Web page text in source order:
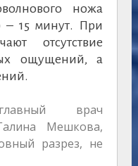
ножа
– 15 минут. При
отсутствие
ощущений, а
врач
Мешкова,
разрез, не